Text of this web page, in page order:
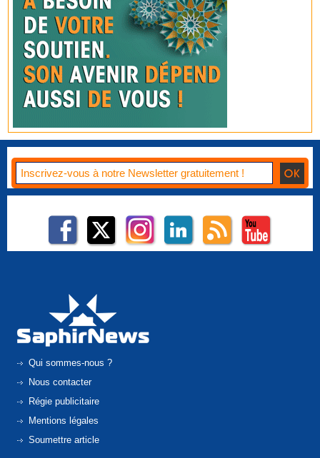
Qui sommes-nous ?
Nous contacter
Régie publicitaire
Mentions légales
Soumettre article